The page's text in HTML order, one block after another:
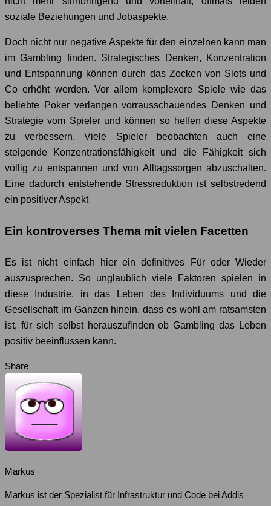
soziale Beziehungen und Jobaspekte.
Doch nicht nur negative Aspekte für den einzelnen kann man
im Gambling finden. Strategisches Denken, Konzentration
und Entspannung können durch das Zocken von Slots und
Co erhöht werden. Vor allem komplexere Spiele wie das
beliebte Poker verlangen vorrausschauendes Denken und
Strategie vom Spieler und können so helfen diese Aspekte
zu verbessern. Viele Spieler beobachten auch eine
steigende Konzentrationsfähigkeit und die Fähigkeit sich
völlig zu entspannen und von Alltagssorgen abzuschalten.
Eine dadurch entstehende Stressreduktion ist selbstredend
ein positiver Aspekt
Ein kontroverses Thema mit vielen Facetten
Es ist nicht einfach hier ein definitives Für oder Wieder
auszusprechen. So unglaublich viele Faktoren spielen in
diese Industrie, in das Leben des Individuums und die
Gesellschaft im Ganzen hinein, dass es wohl am ratsamsten
ist, für sich selbst herauszufinden ob Gambling das Leben
positiv beeinflussen kann.
Share
Markus
Markus ist der Spezialist für Infrastruktur und Code bei Addis